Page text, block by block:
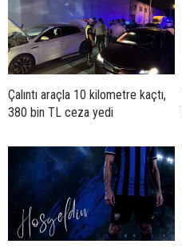
Çalıntı araçla 10 kilometre kaçtı,
380 bin TL ceza yedi